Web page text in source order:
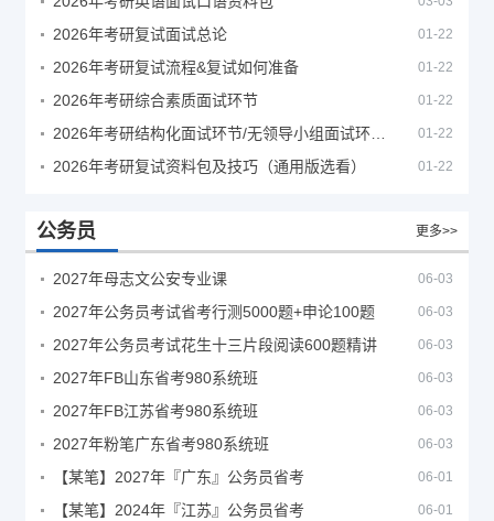
2026年考研复试面试总论 01-22
2026年考研复试流程&复试如何准备 01-22
2026年考研综合素质面试环节 01-22
01-22
2026年考研复试资料包及技巧（通用版选看） 01-22
公务员 更多>>
2027年母志文公安专业课 06-03
2027年公务员考试省考行测5000题+申论100题 06-03
2027年公务员考试花生十三片段阅读600题精讲 06-03
2027年FB山东省考980系统班 06-03
2027年FB江苏省考980系统班 06-03
2027年粉笔广东省考980系统班 06-03
【某笔】2027年『广东』公务员省考 06-01
【某笔】2024年『江苏』公务员省考 06-01